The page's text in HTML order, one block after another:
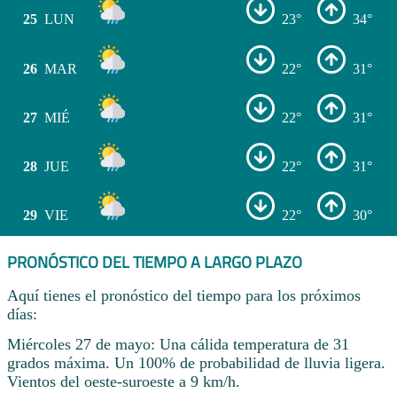
25 LUN 23° 34°
26 MAR 22° 31°
27 MIÉ 22° 31°
28 JUE 22° 31°
29 VIE 22° 30°
PRONÓSTICO DEL TIEMPO A LARGO PLAZO
Aquí tienes el pronóstico del tiempo para los próximos
días:
Miércoles 27 de mayo: Una cálida temperatura de 31
grados máxima. Un 100% de probabilidad de lluvia ligera.
Vientos del oeste-suroeste a 9 km/h.